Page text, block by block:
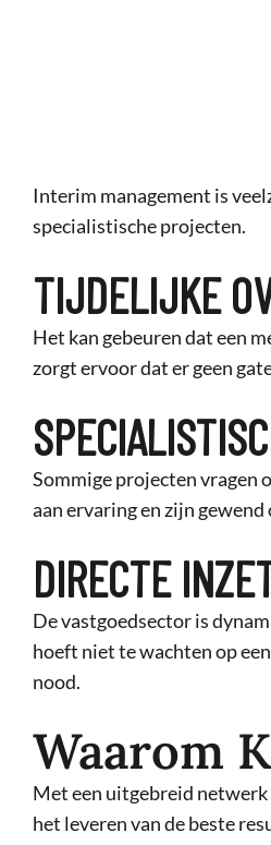
Interim management is
specialistische projecten.
TIJDELIJKE
Het kan gebeuren dat een
zorgt ervoor dat er geen
Sommige projecten vragen
aan ervaring en zijn
DIRECTE
De vastgoedsector is
hoeft niet te wachten op
nood.
Waarom
Met een uitgebreid netwerk
het leveren van de beste